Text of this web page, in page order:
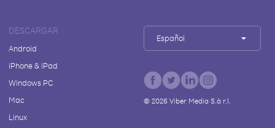
DESCARGAR
Android
iPhone & iPad
Windows PC
Mac
Linux
Español
© 2026Viber Media S.à r.l.